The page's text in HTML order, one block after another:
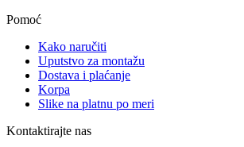
Pomoć
Kako naručiti
Uputstvo za montažu
Dostava i plaćanje
Korpa
Slike na platnu po meri
Kontaktirajte nas